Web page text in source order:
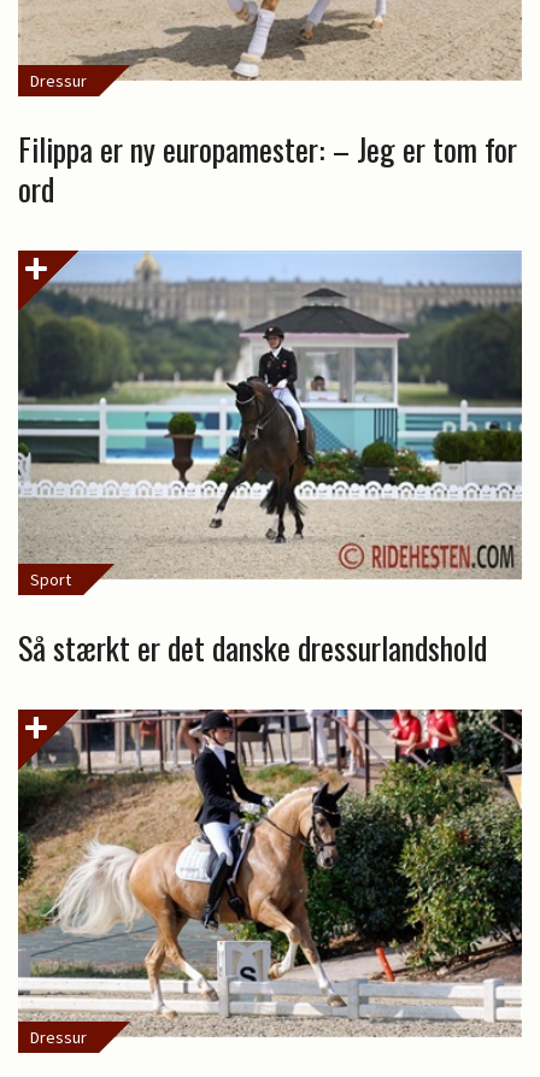
Dressur
Filippa er ny europamester: – Jeg er tom for
ord
Sport
Så stærkt er det danske dressurlandshold
Dressur